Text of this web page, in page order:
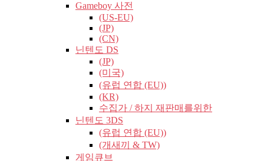
Gameboy 사전
(US-EU)
(JP)
(CN)
닌텐도 DS
(JP)
(미국)
(유럽​​ 연합 (EU))
(KR)
수집가 / 하지 재판매를위한
닌텐도 3DS
(유럽​​ 연합 (EU))
(개새끼 & TW)
게임큐브